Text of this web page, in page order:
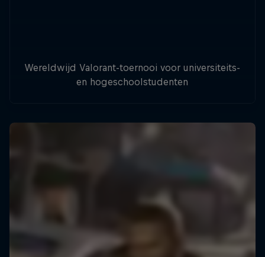
Wereldwijd Valorant-toernooi voor universiteits-
en hogeschoolstudenten